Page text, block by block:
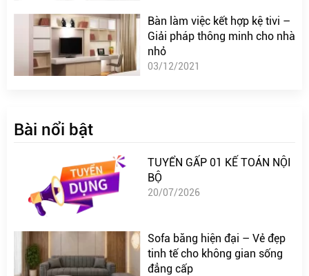
Bàn làm việc kết hợp kệ tivi –
Giải pháp thông minh cho nhà
nhỏ
03/12/2021
Bài nổi bật
TUYỂN GẤP 01 KẾ TOÁN NỘI
BỘ
20/07/2026
Sofa băng hiện đại – Vẻ đẹp
tinh tế cho không gian sống
đẳng cấp